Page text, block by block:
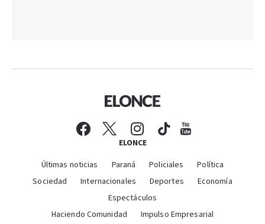
ELONCE
Últimas noticias Paraná Policiales
Política
Sociedad
Internacionales Deportes
Economía
Espectáculos
Haciendo Comunidad
Impulso Empresarial